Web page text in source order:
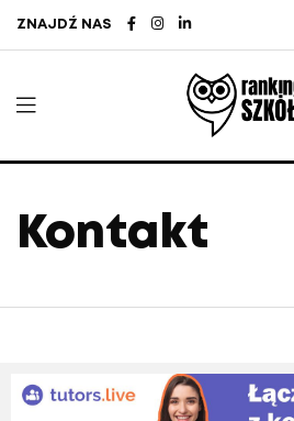
ZNAJDŹ NAS
Kontakt